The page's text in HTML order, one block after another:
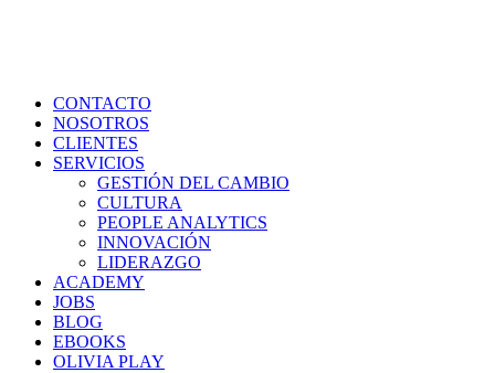
CONTACTO
NOSOTROS
CLIENTES
SERVICIOS
GESTIÓN DEL CAMBIO
CULTURA
PEOPLE ANALYTICS
INNOVACIÓN
LIDERAZGO
ACADEMY
JOBS
BLOG
EBOOKS
OLIVIA PLAY